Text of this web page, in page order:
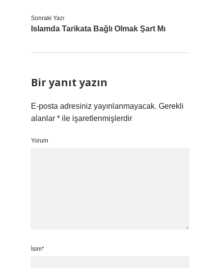
Sonraki Yazı
Islamda Tarikata Bağlı Olmak Şart Mı
Bir yanıt yazın
E-posta adresiniz yayınlanmayacak. Gerekli
alanlar * ile işaretlenmişlerdir
Yorum
İsim*